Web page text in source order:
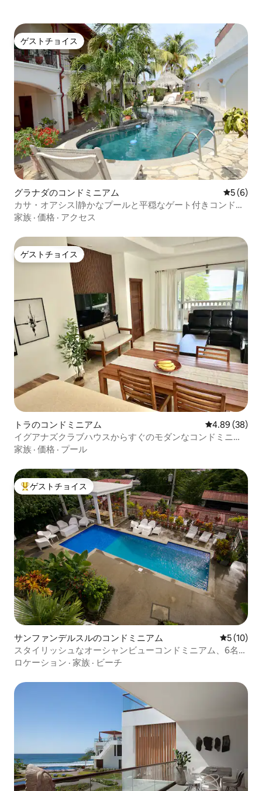
ゲストチョイス
ゲストチョイス
グラナダのコンドミニアム レビュー
5 (6)
カサ・オアシス|静かなプールと平穏なゲート付きコンドミ
ニアム。
家族 · 価格 · アクセス
ゲストチョイス
ゲストチョイス
トラのコンドミニアム レビュー38
4.89 (38)
イグアナズクラブハウスからすぐのモダンなコンドミニア
ム
家族 · 価格 · プール
大好評のゲストチョイスです。
ゲストチョイス
サンファンデルスルのコンドミニアム レビュー
5 (10)
スタイリッシュなオーシャンビューコンドミニアム、6名様
まで宿泊可能、ユニット2B
ロケーション · 家族 · ビーチ